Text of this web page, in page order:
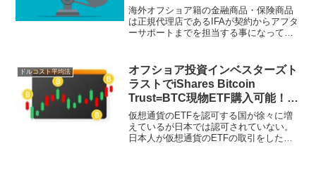
投資商品/保険商品の正規代理店
は質が重要！
海外オフショア籍の金融商品・保険商品
は正規代理店であるIFAが契約からアフタ
ーサポートまでを担当する事になってい
がいるようだが人気の秘密とは!?本質を
見抜け！
ドルコスト平均法
オフショア投資インベスターズト
ラストでiShares Bitcoin
Trust=BTC現物ETF購入可能！ビ
ットコインはボラティリティ高く
積立投資に最適!?
仮想通貨のETFを認可する国が徐々に増
えているが日本では認可されていない。
日本人が仮想通貨のETFの取引をしたけ